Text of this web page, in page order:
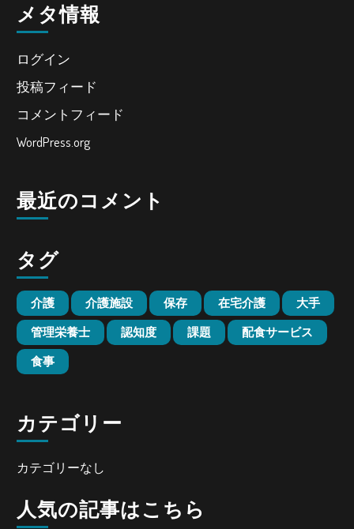
メタ情報
ログイン
投稿フィード
コメントフィード
WordPress.org
最近のコメント
タグ
介護 介護施設 保存 在宅介護
大手
管理栄養士
認知度 課題
配食サービス
食事
カテゴリー
カテゴリーなし
人気の記事はこちら